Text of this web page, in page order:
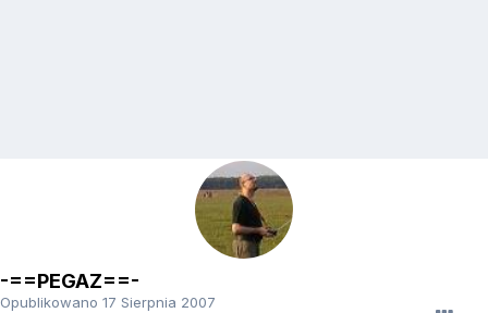
-==PEGAZ==-
Opublikowano 17 Sierpnia 2007